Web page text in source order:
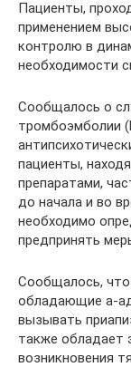
Пациенты,
применением
контролю в
необходимости
Сообщалось о
тромбоэмболии
пациенты,
препаратами,
до начала и во
необходимо
предпринять
Сообщалось, что
обладающие а-
вызывать
также обладает
возникновения